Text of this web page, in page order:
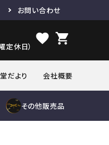
お問い合わせ
休日）
favorite shopping_cart
だより 会社概要
その他販売品